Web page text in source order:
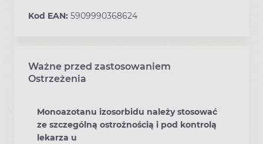
Kod EAN: 5909990368624
Ważne przed zastosowaniem
Ostrzeżenia
Monoazotanu izosorbidu należy stosować
ze szczególną ostrożnością i pod kontrolą
lekarza u